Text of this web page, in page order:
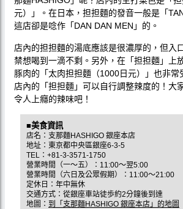
元）」。在日本，担担麵的發音一般是「
這店卻是唸作「DAN DAN MEN」的。
店內的担担麵的湯底應該是很濃厚的，但入
禁想喝到一滴不剩。另外，在「担担麵」上
豚肉的「太肉担担麵（1000日元）」也非常
店內的「担担麵」可以自行調整辣度的！大
令人上癮的辣味吧！
■美食資訊
店名：支那麵HASHIGO 銀座本店
地址：東京都中央區銀座6-3-5
TEL：+81-3-3571-1750
營業時間（一～五）：11:00～翌5:00
營業時間（六日及公眾假期）：11:00～21:00
定休日：年中無休
交通方式：從銀座車站徒歩約2分鐘後到達
地圖： 到「支那麵HASHIGO 銀座本店」的地圖